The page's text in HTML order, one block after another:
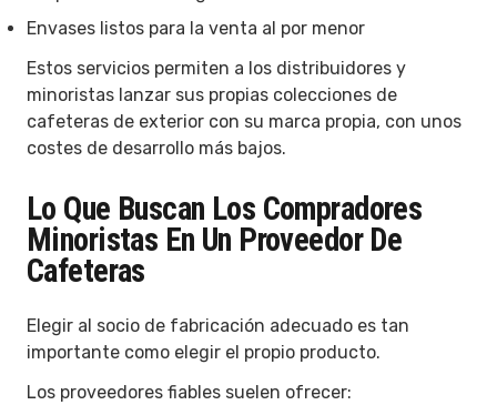
Envases listos para la venta al por menor
Estos servicios permiten a los distribuidores y
minoristas lanzar sus propias colecciones de
cafeteras de exterior con su marca propia, con unos
costes de desarrollo más bajos.
Lo Que Buscan Los Compradores
Minoristas En Un Proveedor De
Cafeteras
Elegir al socio de fabricación adecuado es tan
importante como elegir el propio producto.
Los proveedores fiables suelen ofrecer: